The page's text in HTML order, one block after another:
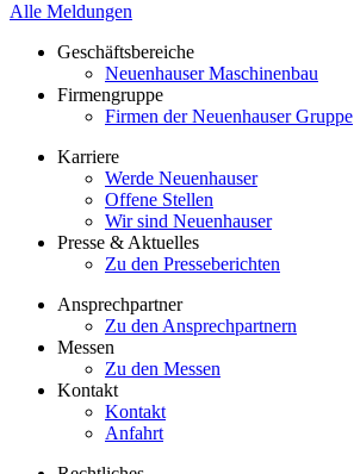
Alle Meldungen
Geschäftsbereiche
Neuenhauser Maschinenbau
Firmengruppe
Firmen der Neuenhauser Gruppe
Karriere
Werde Neuenhauser
Offene Stellen
Wir sind Neuenhauser
Presse & Aktuelles
Zu den Presseberichten
Ansprechpartner
Zu den Ansprechpartnern
Messen
Zu den Messen
Kontakt
Kontakt
Anfahrt